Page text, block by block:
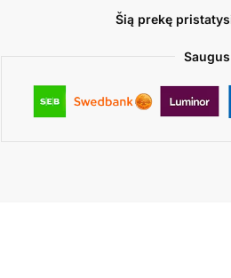
Šią prekę